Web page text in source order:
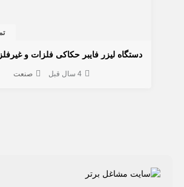
دستگاه لیزر فایبر حکاکی فلزات و
4 سال قبل صنعت